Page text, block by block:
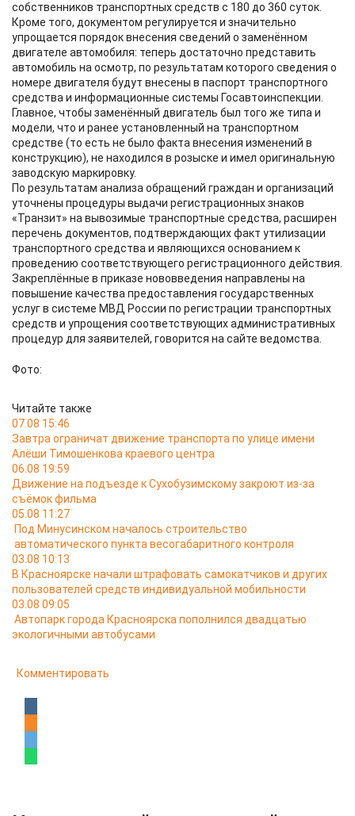
собственников транспортных средств с 180 до 360 суток.
Кроме того, документом регулируется и значительно
упрощается порядок внесения сведений о заменённом
двигателе автомобиля: теперь достаточно представить
автомобиль на осмотр, по результатам которого сведения о
номере двигателя будут внесены в паспорт транспортного
средства и информационные системы Госавтоинспекции.
Главное, чтобы заменённый двигатель был того же типа и
модели, что и ранее установленный на транспортном
средстве (то есть не было факта внесения изменений в
конструкцию), не находился в розыске и имел оригинальную
заводскую маркировку.
По результатам анализа обращений граждан и организаций
уточнены процедуры выдачи регистрационных знаков
«Транзит» на вывозимые транспортные средства, расширен
перечень документов, подтверждающих факт утилизации
транспортного средства и являющихся основанием к
проведению соответствующего регистрационного действия.
Закреплённые в приказе нововведения направлены на
повышение качества предоставления государственных
услуг в системе МВД России по регистрации транспортных
средств и упрощения соответствующих административных
процедур для заявителей, говорится на сайте ведомства.
Фото:
Читайте также
07.08 15:46
Завтра ограничат движение транспорта по улице имени
Алёши Тимошенкова краевого центра
06.08 19:59
Движение на подъезде к Сухобузимскому закроют из-за
съёмок фильма
05.08 11:27
Под Минусинском началось строительство
автоматического пункта весогабаритного контроля
03.08 10:13
В Красноярске начали штрафовать самокатчиков и других
пользователей средств индивидуальной мобильности
03.08 09:05
Автопарк города Красноярска пополнился двадцатью
экологичными автобусами
Комментировать